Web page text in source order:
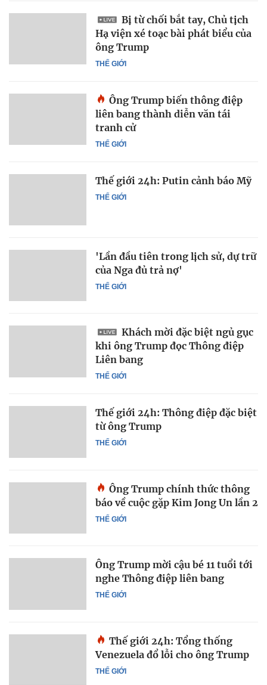
THẾ GIỚI
Bị từ chối bắt tay, Chủ tịch
Hạ viện xé toạc bài phát biểu của
ông Trump
THẾ GIỚI
Ông Trump biến thông điệp
liên bang thành diễn văn tái
tranh cử
THẾ GIỚI
Thế giới 24h: Putin cảnh báo Mỹ
THẾ GIỚI
'Lần đầu tiên trong lịch sử, dự trữ
của Nga đủ trả nợ'
THẾ GIỚI
Khách mời đặc biệt ngủ gục
khi ông Trump đọc Thông điệp
Liên bang
THẾ GIỚI
Thế giới 24h: Thông điệp đặc biệt
từ ông Trump
THẾ GIỚI
Ông Trump chính thức thông
báo về cuộc gặp Kim Jong Un lần 2
THẾ GIỚI
Ông Trump mời cậu bé 11 tuổi tới
nghe Thông điệp liên bang
THẾ GIỚI
Thế giới 24h: Tổng thống
Venezuela đổ lỗi cho ông Trump